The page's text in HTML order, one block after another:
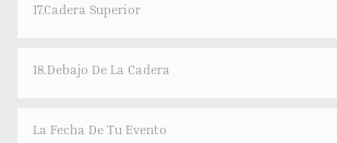
17.Cadera Superior
18.Debajo De La Cadera
La Fecha De Tu Evento